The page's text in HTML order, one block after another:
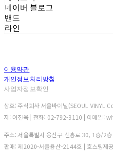
네이버 블로그
밴드
라인
이용약관
개인정보처리방침
사업자정보확인
상호: 주식회사 서울바이닐(SEOUL VINYL
자: 이진욱 | 전화: 02-792-3110 | 이메일:
주소: 서울특별시 용산구 신흥로 30, 1층/2
판매: 제2020-서울용산-2144호 | 호스팅제